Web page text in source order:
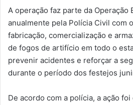
A operação faz parte da Operação
anualmente pela Polícia Civil com
fabricação, comercialização e
de fogos de artifício em todo o
prevenir acidentes e reforçar a
durante o período dos festejos
De acordo com a polícia, a ação